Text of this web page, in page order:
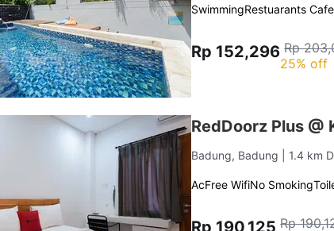
SwimmingRestuarants Cafe
Rp 152,296 Rp
25% off
RedDoorz Plus @
Badung, Badung | 1.4 km
AcFree WifiNo Smoking
Rp 190,125 Rp